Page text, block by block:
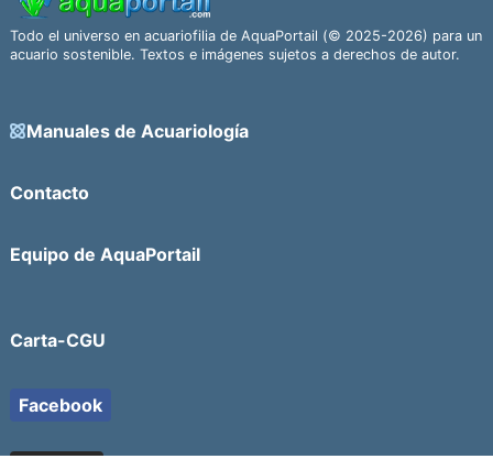
Todo el universo en acuariofilia de AquaPortail (© 2025-2026) para un
acuario sostenible. Textos e imágenes sujetos a derechos de autor.
Manuales de Acuariología
Contacto
Equipo de AquaPortail
Carta-CGU
Facebook